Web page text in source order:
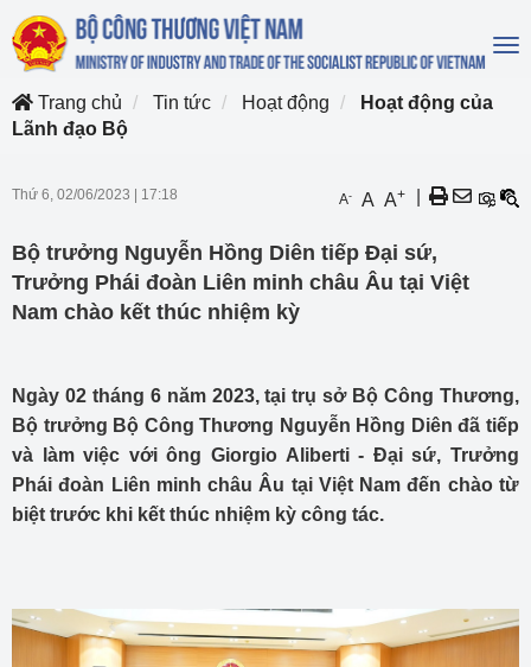
Trang chủ
Tin tức Hoạt động
Hoạt động của
Lãnh đạo Bộ
Thứ 6, 02/06/2023 17:18 A- A A+
Bộ trưởng Nguyễn Hồng Diên tiếp Đại sứ,
Trưởng Phái đoàn Liên minh châu Âu tại Việt
Nam chào kết thúc nhiệm kỳ
Ngày 02 tháng 6 năm 2023, tại trụ sở Bộ Công Thương,
Bộ trưởng Bộ Công Thương Nguyễn Hồng Diên đã tiếp
và làm việc với ông Giorgio Aliberti - Đại sứ, Trưởng
Phái đoàn Liên minh châu Âu tại Việt Nam đến chào từ
biệt trước khi kết thúc nhiệm kỳ công tác.